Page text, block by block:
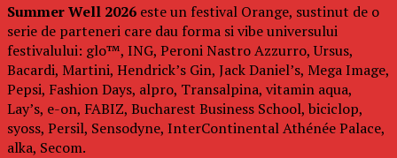
Summer Well 2026 este un festival Orange, sustinut de o
serie de parteneri care dau forma si vibe universului
festivalului: glo™, ING, Peroni Nastro Azzurro, Ursus,
Bacardi, Martini, Hendrick’s Gin, Jack Daniel’s, Mega Image,
Pepsi, Fashion Days, alpro, Transalpina, vitamin aqua,
Lay’s, e-on, FABIZ, Bucharest Business School, biciclop,
syoss, Persil, Sensodyne, InterContinental Athénée Palace,
alka, Secom.